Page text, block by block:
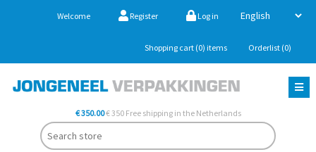
Welcome Register Log in
Shopping cart (0) items Orderlist (0)
€ 350.00€ 350 Free shipping in the Netherlands